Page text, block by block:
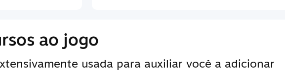
ao jogo
usada para auxiliar você a adicionar